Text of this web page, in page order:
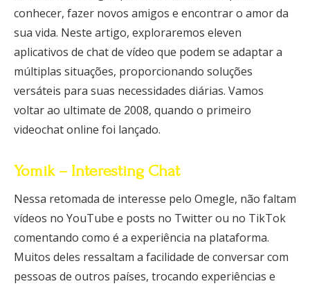
conhecer, fazer novos amigos e encontrar o amor da
sua vida. Neste artigo, exploraremos eleven
aplicativos de chat de vídeo que podem se adaptar a
múltiplas situações, proporcionando soluções
versáteis para suas necessidades diárias. Vamos
voltar ao ultimate de 2008, quando o primeiro
videochat online foi lançado.
Yomik – Interesting Chat
Nessa retomada de interesse pelo Omegle, não faltam
vídeos no YouTube e posts no Twitter ou no TikTok
comentando como é a experiência na plataforma.
Muitos deles ressaltam a facilidade de conversar com
pessoas de outros países, trocando experiências e